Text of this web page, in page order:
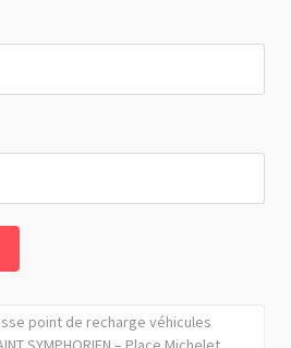
point de recharge véhicules